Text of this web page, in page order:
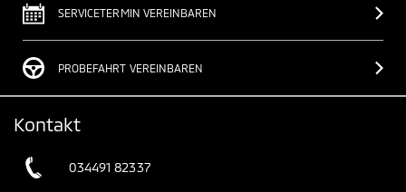
SERVICETERMIN VEREINBAREN
PROBEFAHRT VEREINBAREN
Kontakt
034491 82337